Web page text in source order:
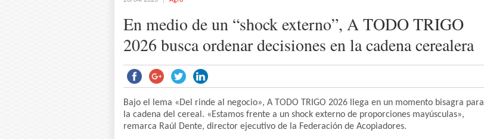
En medio de un “shock externo”, A TODO TRIGO
2026 busca ordenar decisiones en la cadena cerealera
Bajo el lema «Del rinde al negocio», A TODO TRIGO 2026 llega en un momento bisagra para
la cadena del cereal. «Estamos frente a un shock externo de proporciones mayúsculas»,
remarca Raúl Dente, director ejecutivo de la Federación de Acopiadores.